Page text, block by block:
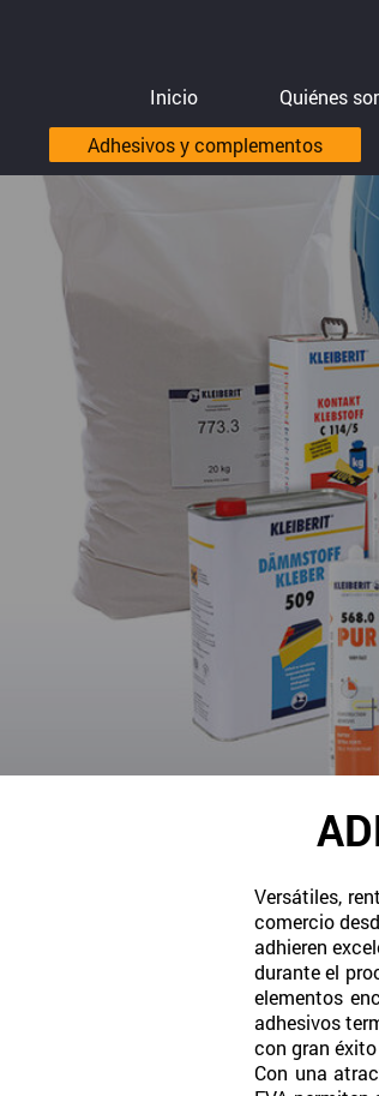
Inicio Quiénes
Adhesivos y complementos
Versátiles,
comercio
adhieren
durante el
elementos
adhesivos
con gran
Con una